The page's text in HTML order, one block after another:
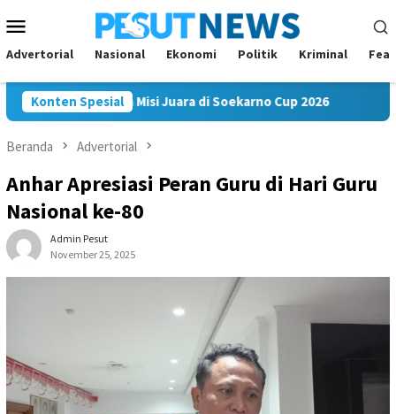
ke
kontenMobile
Advertorial Nasional Ekonomi Politik Kriminal
Konten Spesial
FC Bawa Misi Juara di Soekarno Cup 2026
Beranda Advertorial
Anhar Apresiasi Peran Guru di Hari Guru
Nasional ke-80
Admin Pesut
November 25, 2025